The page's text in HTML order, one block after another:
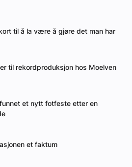
til å la være å gjøre det man har
til rekordproduksjon hos Moelven
et nytt fotfeste etter en
et faktum